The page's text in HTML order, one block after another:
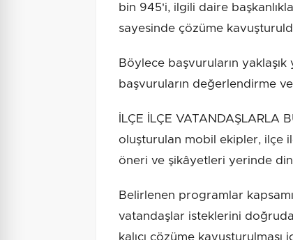
bin 945'i, ilgili daire
sayesinde çözüme
Böylece başvuruların yaklaşık
başvuruların değerlendirme
İLÇE İLÇE VATANDAŞLARLA
oluşturulan mobil ekipler, ilçe
öneri ve şikâyetleri yerinde
Belirlenen programlar
vatandaşlar isteklerini
kalıcı çözüme